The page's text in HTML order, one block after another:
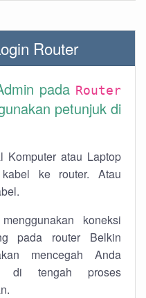
Router
pada Router
petunjuk di
Komputer atau Laptop
ke router. Atau
koneksi
pada router Belkin
mencegah Anda
di tengah proses